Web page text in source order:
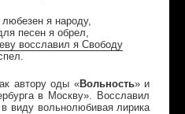
я народу,
песен я обрел,
восславил я Свободу
автору оды «Вольность» и
в Москву». Восславил
виду вольнолюбивая лирика